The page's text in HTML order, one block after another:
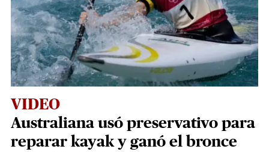
VIDEO
Australiana usó preservativo para
reparar kayak y ganó el bronce